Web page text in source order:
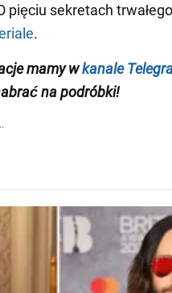
pięciu sekretach
.
mamy wkanale
na podróbki!